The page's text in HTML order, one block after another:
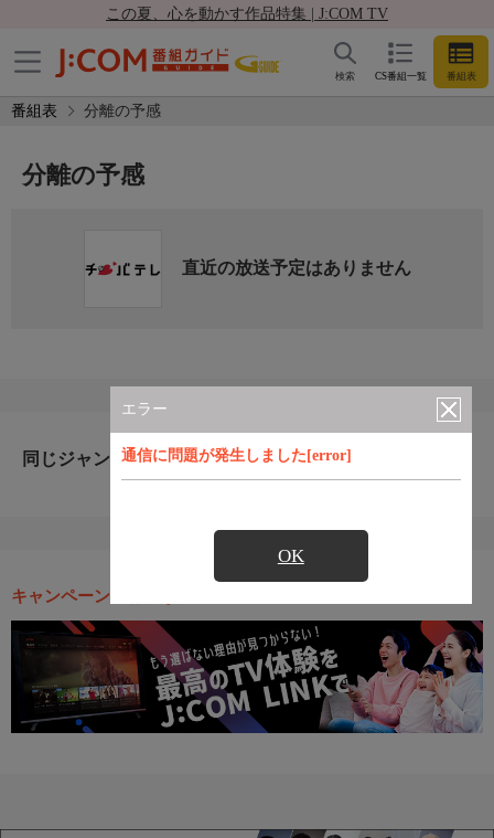
この夏、心を動かす作品特集 | J:COM TV
CS番組一覧 番組表
検索
番組表 分離の予感
エラー
通信に問題が発生しました[error]
OK
分離の予感
直近の放送予定はありません
同じジャンルのおすすめ番組
キャンペーン・お得な情報